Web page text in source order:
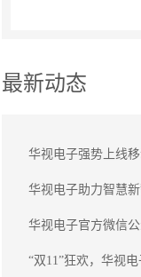
最新动态
“双11”狂欢，华视